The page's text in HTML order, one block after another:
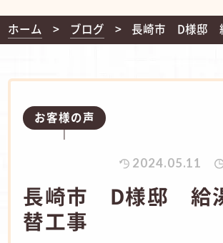
ホーム ブログ 長崎市 D様邸
お客様の声
2024.05.11
長崎市 D様邸 給
替工事